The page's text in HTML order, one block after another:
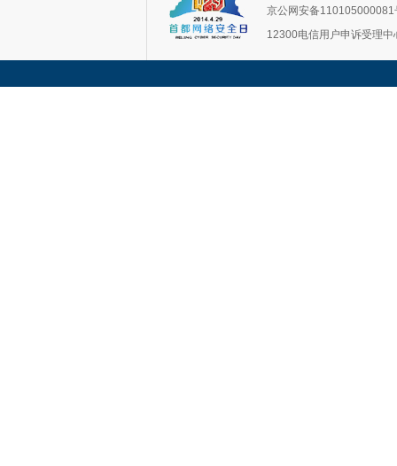
京公网安备110105000081
12300电信用户申诉受理中